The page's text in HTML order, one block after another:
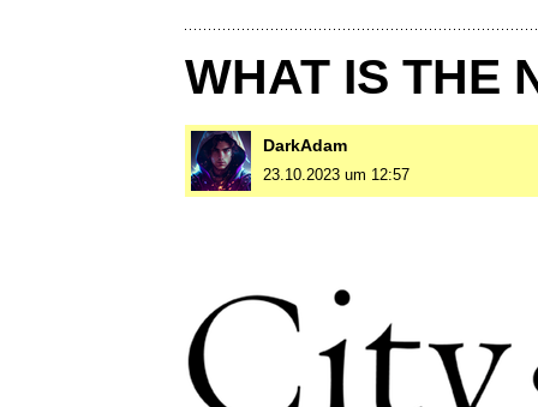
WHAT IS THE
DarkAdam
23.10.2023 um 12:57